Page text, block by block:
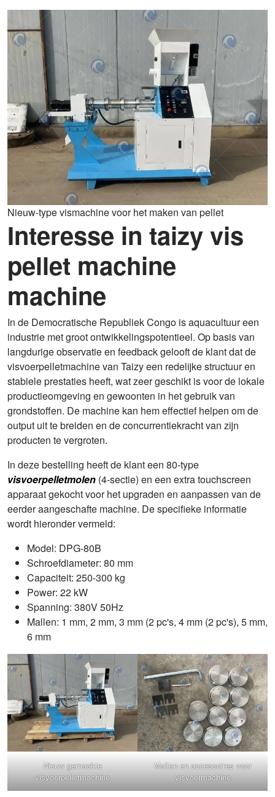
Nieuw-type vismachine voor het maken van pellet
Interesse in taizy vis
pellet machine
machine
In de Democratische Republiek Congo is aquacultuur een
industrie met groot ontwikkelingspotentieel. Op basis van
langdurige observatie en feedback gelooft de klant dat de
visvoerpelletmachine van Taizy een redelijke structuur en
stabiele prestaties heeft, wat zeer geschikt is voor de lokale
productieomgeving en gewoonten in het gebruik van
grondstoffen. De machine kan hem effectief helpen om de
output uit te breiden en de concurrentiekracht van zijn
producten te vergroten.
In deze bestelling heeft de klant een 80-type
visvoerpelletmolen (4-sectie) en een extra touchscreen
apparaat gekocht voor het upgraden en aanpassen van de
eerder aangeschafte machine. De specifieke informatie
wordt hieronder vermeld:
Model: DPG-80B
Schroefdiameter: 80 mm
Capaciteit: 250-300 kg
Power: 22 kW
Spanning: 380V 50Hz
Mallen: 1 mm, 2 mm, 3 mm (2 pc's, 4 mm (2 pc's), 5 mm,
6 mm
Nieuw gemaakte
visvoerpelletmachine
Mallen en accessoires voor
visvoermachine